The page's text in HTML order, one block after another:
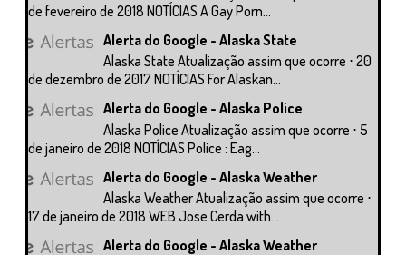
de fevereiro de 2018 NOTÍCIAS A Gay Porn...
Alerta do Google - Alaska State
Alaska State Atualização assim que ocorre ⋅ 20
de dezembro de 2017 NOTÍCIAS For Alaskan...
Alerta do Google - Alaska Police
Alaska Police Atualização assim que ocorre ⋅ 5
de janeiro de 2018 NOTÍCIAS Police : Eag...
Alerta do Google - Alaska Weather
Alaska Weather Atualização assim que ocorre ⋅
17 de janeiro de 2018 WEB Jose Cerda with...
Alerta do Google - Alaska Weather